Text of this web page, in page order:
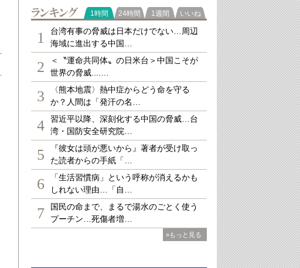
ランキング
1時間 24時間 1週間 いいね
1
台湾有事の脅威は日本だけでない…周辺
海域に進出する中国…
2
＜〝運命共同体〟の日米台＞中国こそが
世界の脅威....…
3
〈熊本地震〉熱中症からどう命を守る
か？人間は「発汗の名…
4
習近平以降、深刻化する中国の脅威…台
湾・国防安全研究院…
5
『彼女は頭が悪いから』著者が受け取っ
た読者からの手紙「…
6
「生活習慣病」という呼称が消えるかも
しれない理由…「自…
7
国民の命まで、まるで湯水のごとく使う
プーチン…死傷者増…
»もっと見る